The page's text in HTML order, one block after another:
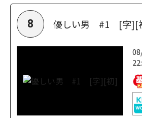
8 優しい男 #1 [字][